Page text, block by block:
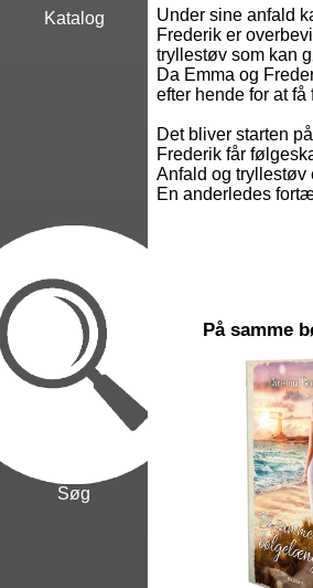
Katalog
Søg
Under sine anfald
Frederik er
tryllestøv som kan
Da Emma og
efter hende for at få
Det bliver starten
Frederik får
Anfald og tryllestøv
En anderledes
På samme